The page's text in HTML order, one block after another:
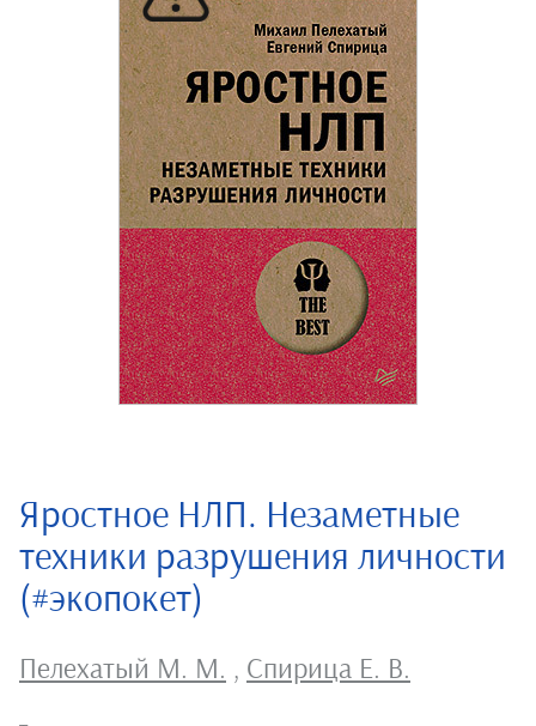
Яростное НЛП. Незаметные
техники разрушения личности
(#экопокет)
Пелехатый М. М. , Спирица Е. В.